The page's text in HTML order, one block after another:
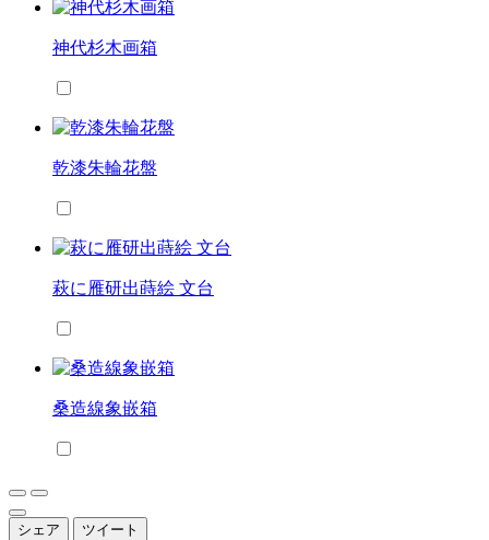
神代杉木画箱
乾漆朱輪花盤
萩に雁研出蒔絵 文台
桑造線象嵌箱
シェア ツイート